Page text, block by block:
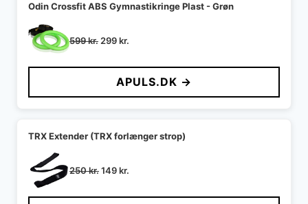
Odin Crossfit ABS Gymnastikringe Plast - Grøn
599kr. Den
pris
599 kr..
299kr.
pris
er:
299 kr..
APULS.DK →
TRX Extender (TRX forlænger strop)
250kr.Den
pris
149kr.
pris